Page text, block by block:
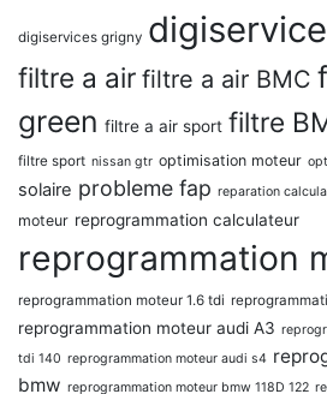
digiservices grigny
filtre a air filtre a air BMC
green filtre a air sport filtre
filtre sport nissan gtr optimisation moteur
solaire probleme fap reparation
moteur reprogrammation calculateur
reprogrammation
reprogrammation moteur 1.6 tdi
reprogrammation moteur audi A3
tdi 140 reprogrammation moteur audi s4
bmw reprogrammation moteur bmw 118D 122